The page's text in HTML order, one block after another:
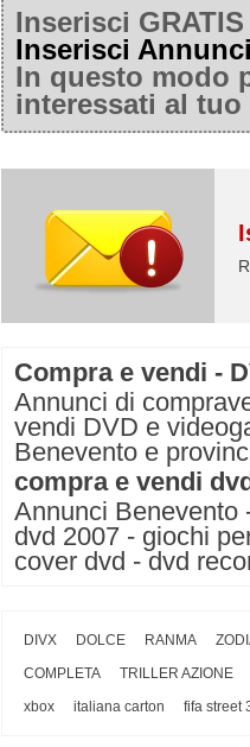
Inserisci
Inserisci
In questo modo
interessati al
Compra e vendi -
Annunci di
vendi DVD e
Benevento e
compra e vendi
Annunci Benevento
dvd 2007 - giochi
cover dvd - dvd
DIVX DOLCE RANMA
COMPLETA
TRILLER AZIONE
xbox
italiana carton fifa street